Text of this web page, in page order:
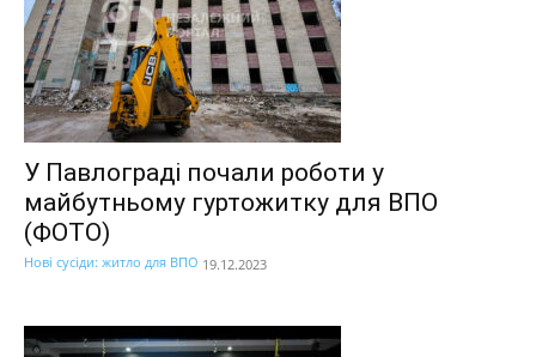
У Павлограді почали роботи у
майбутньому гуртожитку для ВПО
(ФОТО)
Нові сусіди: житло для ВПО 19.12.2023